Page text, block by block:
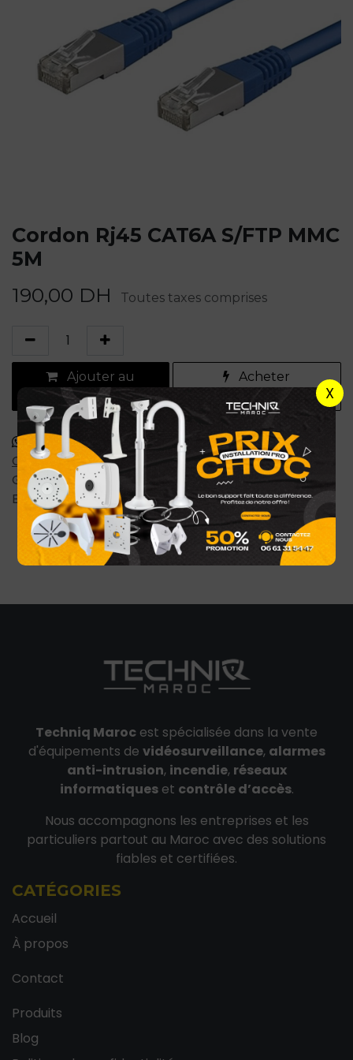
X
Cordon Rj45 CAT6A S/FTP MMC
5M
190,00 DH Toutes taxes comprises
Ajouter au
panier
Acheter
Commander via WhatsApp
Conditions générales
Garantie satisfait ou remboursé de 7 jours
Expédition : 2-4 jours ouvrables
Techniq Maroc est spécialisée dans la vente
d'équipements de vidéosurveillance, alarmes
anti-intrusion, incendie, réseaux
informatiqueset contrôle d’accès.
Nous accompagnons les entreprises et les
particuliers partout au Maroc avec des solutions
fiables et certifiées.
CATÉGORIES
Accueil
À propos
Contact
Produits
Blog